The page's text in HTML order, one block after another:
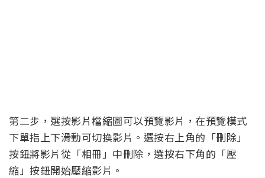
第二步，選按影片檔縮圖可以預覽影片，在預覽模式
下單指上下滑動可切換影片。選按右上角的「刪除」
按鈕將影片從「相冊」中刪除，選按右下角的「壓
縮」按鈕開始壓縮影片。